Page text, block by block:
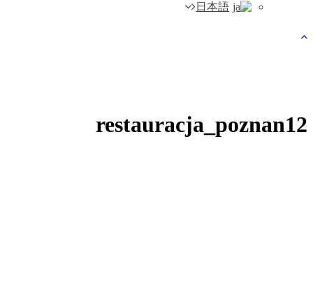
日本語
restauracja_poznan12